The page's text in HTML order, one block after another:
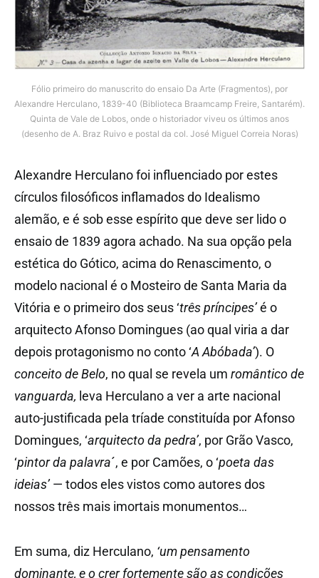
Fólio primeiro do manuscrito do ensaio Da Arte (Fragmentos), por
Alexandre Herculano, 1839-40 (Biblioteca Braamcamp Freire, Santarém).
Quinta de Vale de Lobos, onde o historiador viveu os últimos anos
(desenho de A. Braz Ruivo e postal da col. José Miguel Correia Noras)
Alexandre Herculano foi influenciado por estes
círculos filosóficos inflamados do Idealismo
alemão, e é sob esse espírito que deve ser lido o
ensaio de 1839 agora achado. Na sua opção pela
estética do Gótico, acima do Renascimento, o
modelo nacional é o Mosteiro de Santa Maria da
Vitória e o primeiro dos seus ‘três príncipes’é o
arquitecto Afonso Domingues (ao qual viria a dar
depois protagonismo no conto ‘A Abóbada’). O
conceito de Belo, no qual se revela um romântico de
vanguarda, leva Herculano a ver a arte nacional
auto-justificada pela tríade constituída por Afonso
Domingues, ‘arquitecto da pedra’, por Grão Vasco,
‘pintor da palavra´, e por Camões, o ‘poeta das
ideias’— todos eles vistos como autores dos
nossos três mais imortais monumentos…
Em suma, diz Herculano, ‘um pensamento
dominante, e o crer fortemente são as condições